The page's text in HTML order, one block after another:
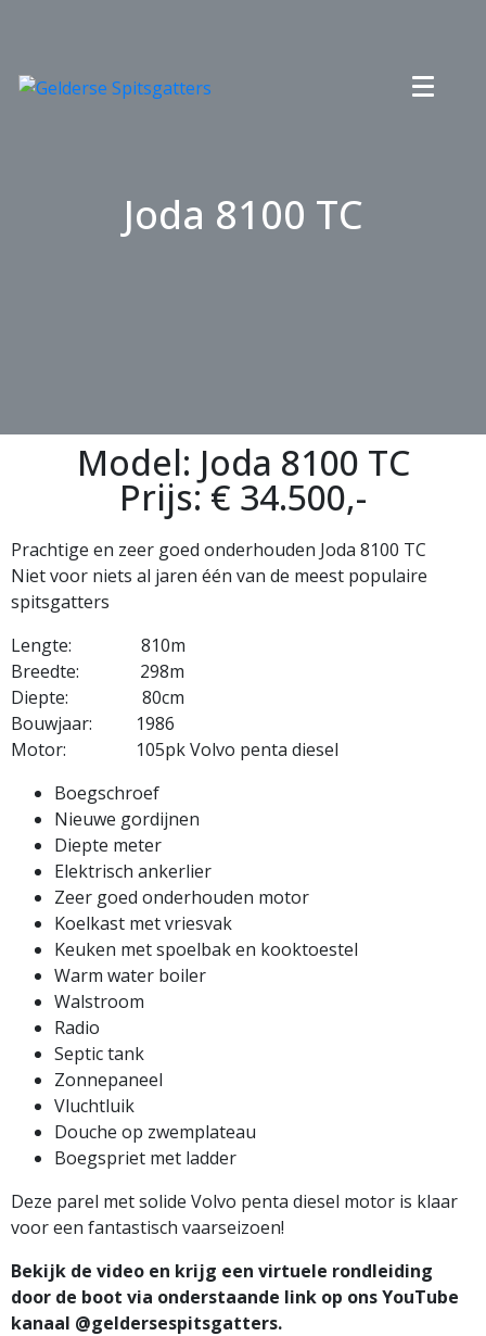
Joda 8100 TC
Model: Joda 8100 TC
Prijs: € 34.500,-
Prachtige en zeer goed onderhouden Joda 8100 TC
Niet voor niets al jaren één van de meest populaire
spitsgatters
Lengte: 810m
Breedte: 298m
Diepte: 80cm
Bouwjaar: 1986
Motor: 105pk Volvo penta diesel
Boegschroef
Nieuwe gordijnen
Diepte meter
Elektrisch ankerlier
Zeer goed onderhouden motor
Koelkast met vriesvak
Keuken met spoelbak en kooktoestel
Warm water boiler
Walstroom
Radio
Septic tank
Zonnepaneel
Vluchtluik
Douche op zwemplateau
Boegspriet met ladder
Deze parel met solide Volvo penta diesel motor is klaar
voor een fantastisch vaarseizoen!
Bekijk de video en krijg een virtuele rondleiding
door de boot via onderstaande link op ons YouTube
kanaal @geldersespitsgatters.